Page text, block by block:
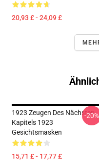
20,93 £ - 24,09 £
1923 Zeugen Des Nächsten
Kapitels 1923
Gesichtsmasken
15,71 £ - 17,77 £
-20%